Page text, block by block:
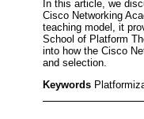
In this article, we
Cisco Networking
teaching model, it
School of Platform
into how the Cisco
and selection.
Keywords